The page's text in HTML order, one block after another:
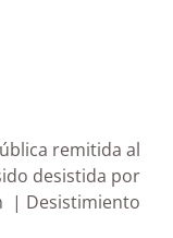
remitida al
desistida por
| Desistimiento